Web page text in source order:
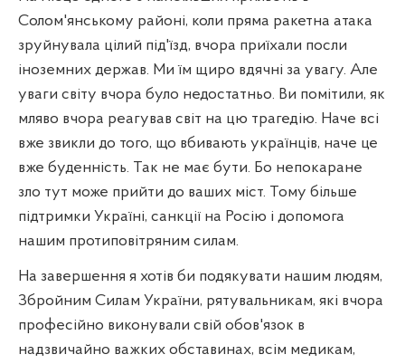
Солом'янському районі, коли пряма ракетна атака
зруйнувала цілий під'їзд, вчора приїхали посли
іноземних держав. Ми їм щиро вдячні за увагу. Але
уваги світу вчора було недостатньо. Ви помітили, як
мляво вчора реагував світ на цю трагедію. Наче всі
вже звикли до того, що вбивають українців, наче це
вже буденність. Так не має бути. Бо непокаране
зло тут може прийти до ваших міст. Тому більше
підтримки Україні, санкції на Росію і допомога
нашим протиповітряним силам.
На завершення я хотів би подякувати нашим людям,
Збройним Силам України, рятувальникам, які вчора
професійно виконували свій обов'язок в
надзвичайно важких обставинах, всім медикам,